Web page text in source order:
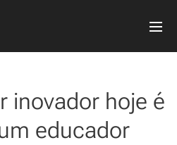
inovador hoje é
educador